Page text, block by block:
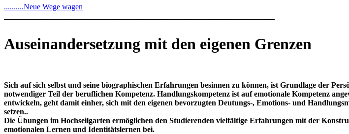
..........Neue Wege wagen
Auseinandersetzung mit den eigenen Grenzen
Sich auf sich selbst und seine biographischen Erfahrungen besinnen zu können, ist Grundlage der
notwendiger Teil der beruflichen Kompetenz. Handlungskompetenz ist auf emotionale Kompetenz
entwickeln, geht damit einher, sich mit den eigenen bevorzugten Deutungs-, Emotions- und
setzen..
Die Übungen im Hochseilgarten ermöglichen den Studierenden vielfältige Erfahrungen mit der
emotionalen Lernen und Identitätslernen bei.